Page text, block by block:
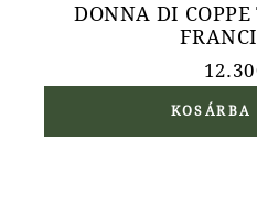
DONNA DI COPPE
KOSÁRBA